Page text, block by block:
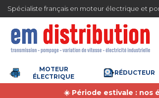
en France métropolitaine à partir de 360
MOTEUR
ÉLECTRIQUE
RÉDUCTEUR
☀️ Période estivale : nos
Gestion des cookies